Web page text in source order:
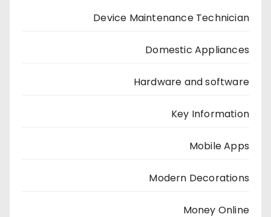
Device Maintenance Technician
Domestic Appliances
Hardware and software
Key Information
Mobile Apps
Modern Decorations
Money Online